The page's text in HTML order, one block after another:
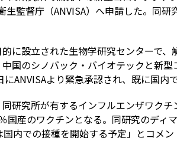
監督庁（ANVISA）へ申請した。同
に設立された生物学研究センターで
国のシノバック・バイオテックと新
ANVISAより緊急承認され、既に国内
研究所が有するインフルエンザワク
国産のワクチンとなる。同研究のディ
内での接種を開始する予定」とコメン